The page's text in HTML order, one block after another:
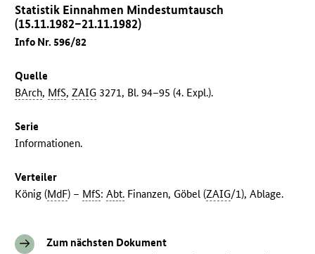
Statistik Einnahmen Mindestumtausch
(15.11.1982–21.11.1982)
Info Nr. 596/82
Quelle
BArch, MfS,ZAIG 3271, Bl. 94–95 (4. Expl.).
Serie
Informationen.
Verteiler
König (MdF) – MfS:Abt. Finanzen, Göbel (ZAIG/1), Ablage.
Zum nächsten Dokument